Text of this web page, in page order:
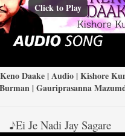
Click to Play
Daake | Audio | Kishore
| Gauriprasanna
♪Ei Je Nadi Jay Sagare